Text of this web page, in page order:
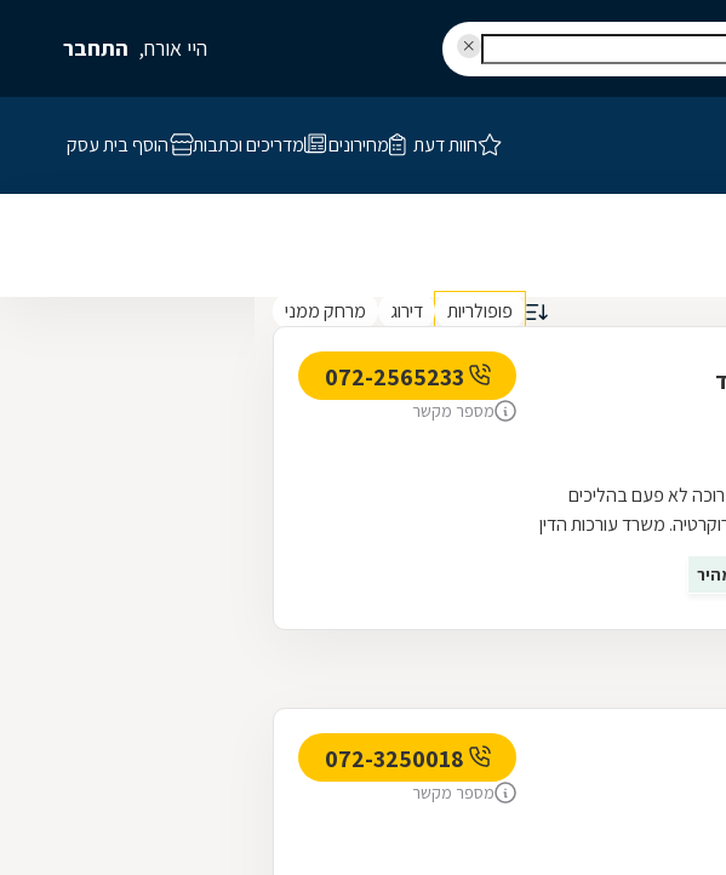
היי אורח, התחבר
חוות דעת מחירונים מדריכים וכתבות הוסף בית עסק
פופולריות דירוג מרחק ממני
לא פעם בהליכים
משרד עורכות הדין
מספר מקשר
מספר מקשר